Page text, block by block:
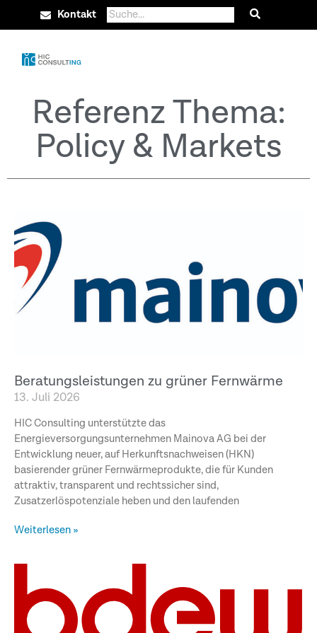
Kontakt
Referenz Thema:
Policy & Markets
Beratungsleistungen zu grüner Fernwärme
13. Juli 2026
HIC Consulting unterstützte das
Energieversorgungsunternehmen Mainova AG bei der
Entwicklung neuer, auf Herkunftsnachweisen (HKN)
basierender grüner Fernwärmeprodukte, die für Kunden
attraktiv, transparent und rechtssicher sind,
Zusatzerlöspotenziale heben und den laufenden
Weiterlesen »